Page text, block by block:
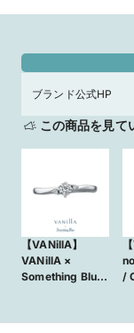
ブランド公式HP
この商品を見て
【VANillA】
VANillA ×
Something Blue
きな花びらを重ね
/